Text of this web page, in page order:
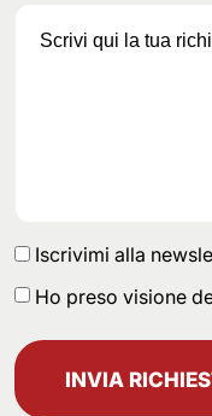
Iscrivimi alla
Ho preso visione
INVIA